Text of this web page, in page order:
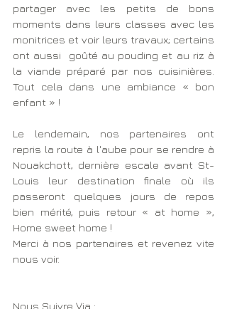
partager avec les petits de bons
moments dans leurs classes avec les
monitrices et voir leurs travaux; certains
ont aussi  goûté au pouding et au riz à
la viande préparé par nos cuisinières.
Tout cela dans une ambiance « bon
enfant » !
Le lendemain, nos partenaires ont
repris la route à l'aube pour se rendre à
Nouakchott, dernière escale avant St-
Louis leur destination finale où ils
passeront quelques jours de repos
bien mérité, puis retour « at home »,
Home sweet home !
Merci à nos partenaires et revenez vite
nous voir.
Nous Suivre Via :